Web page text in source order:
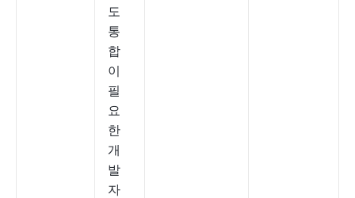
도
통
합
이
필
요
한
개
발
자